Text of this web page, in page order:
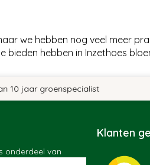
we hebben nog veel meer
hebben in Inzethoes
jaar groenspecialist
onderdeel van
Klanten